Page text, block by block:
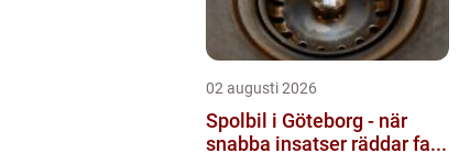
02 augusti 2026
Spolbil i Göteborg - när
snabba insatser räddar fa...